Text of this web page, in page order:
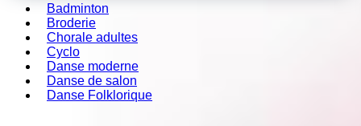
Badminton
Broderie
Chorale adultes
Cyclo
Danse moderne
Danse de salon
Danse Folklorique